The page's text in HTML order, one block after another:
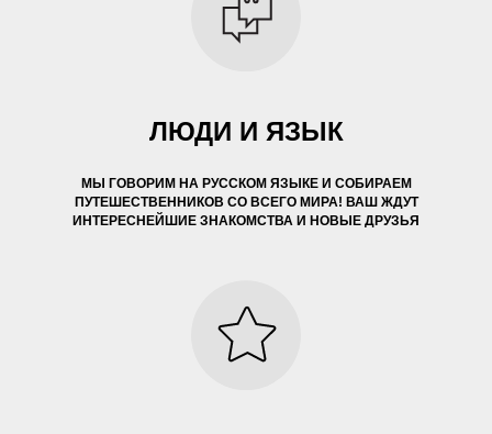
ЛЮДИ И ЯЗЫК
МЫ ГОВОРИМ НА РУССКОМ ЯЗЫКЕ И СОБИРАЕМ
ПУТЕШЕСТВЕННИКОВ СО ВСЕГО МИРА! ВАШ ЖДУТ
ИНТЕРЕСНЕЙШИЕ ЗНАКОМСТВА И НОВЫЕ ДРУЗЬЯ